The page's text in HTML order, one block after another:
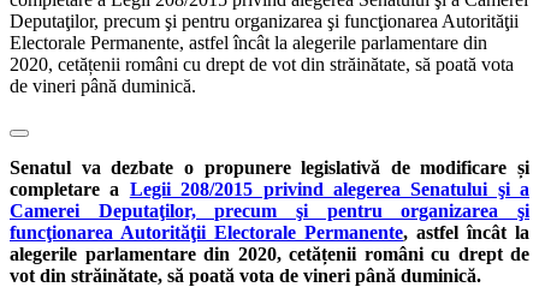
Deputaţilor, precum şi pentru organizarea şi funcţionarea Autorităţii
Electorale Permanente, astfel încât la alegerile parlamentare din
2020, cetățenii români cu drept de vot din străinătate, să poată vota
de vineri până duminică.
Senatul va dezbate o propunere legislativă de modificare și
completare a Legii 208/2015 privind alegerea Senatului şi a
Camerei Deputaţilor, precum şi pentru organizarea şi
funcţionarea Autorităţii Electorale Permanente, astfel încât la
alegerile parlamentare din 2020, cetățenii români cu drept de
vot din străinătate, să poată vota de vineri până duminică.